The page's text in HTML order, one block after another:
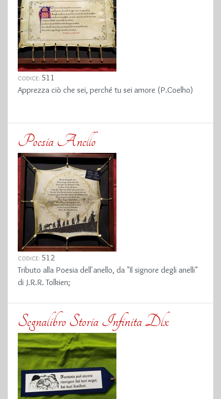
CODICE: 511
Apprezza ciò che sei, perché tu sei amore (P.Coelho)
Poesia Anello
CODICE: 512
Tributo alla Poesia dell'anello, da "Il signore degli anelli"
di J.R.R. Tolkien;
Segnalibro Storia Infinita Dlx